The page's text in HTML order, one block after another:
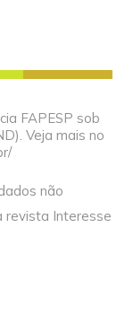
FAPESP sob
Veja mais no
não
revista Interesse